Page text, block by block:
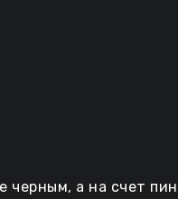
а на счет